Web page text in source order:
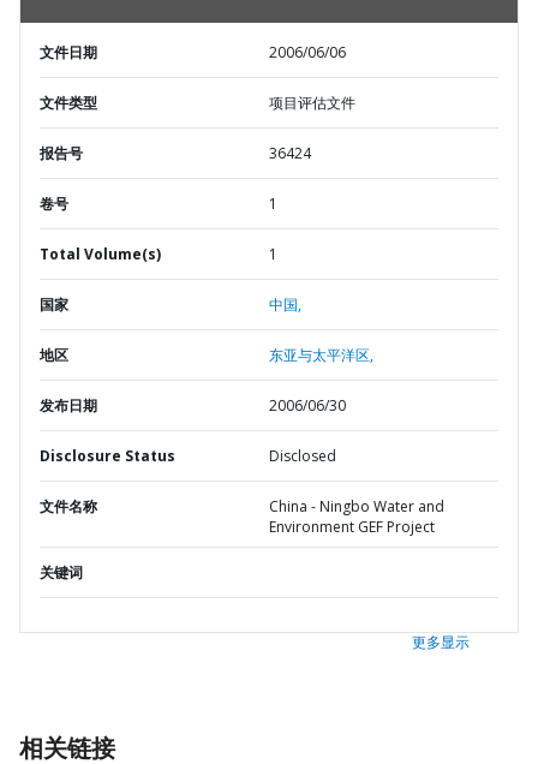
文件日期 2006/06/06
文件类型 项目评估文件
报告号 36424
卷号 1
Total Volume(s) 1
国家 中国,
地区 东亚与太平洋区,
发布日期 2006/06/30
Disclosure Status Disclosed
文件名称
China - Ningbo Water and
Environment GEF Project
关键词
更多显示
相关链接